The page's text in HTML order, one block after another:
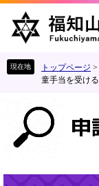
す
。
し
て
文
トップページ >
童手当を受ける